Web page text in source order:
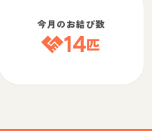
今月のお結び数
14匹